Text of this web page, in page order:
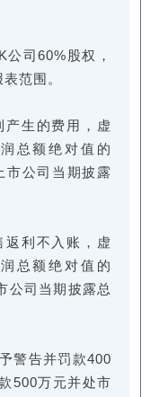
司60%股权，
范围。
生的费用，虚
总额绝对值的
市公司当期披露
利不入账，虚
总额绝对值的
公司当期披露总
警告并罚款400
500万元并处市